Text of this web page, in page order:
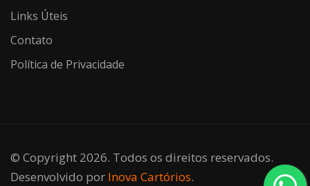
Links Úteis
Contato
Política de Privacidade
© Copyright 2026. Todos os direitos reservados.
Desenvolvido por Inova Cartórios.